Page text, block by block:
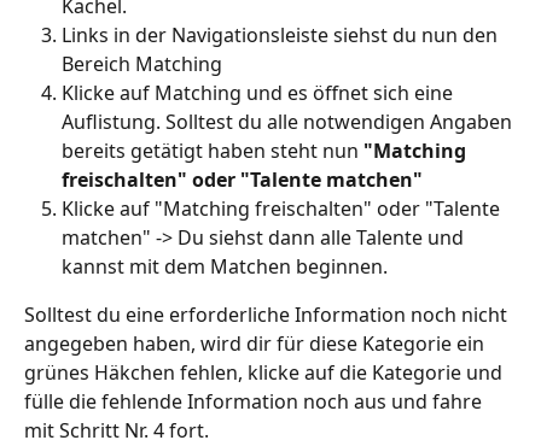
Kachel.
Links in der Navigationsleiste siehst du nun den
Bereich Matching
Klicke auf Matching und es öffnet sich eine
Auflistung. Solltest du alle notwendigen Angaben
bereits getätigt haben steht nun "Matching
freischalten" oder "Talente matchen"
Klicke auf "Matching freischalten" oder "Talente
matchen" -> Du siehst dann alle Talente und
kannst mit dem Matchen beginnen.
Solltest du eine erforderliche Information noch nicht
angegeben haben, wird dir für diese Kategorie ein
grünes Häkchen fehlen, klicke auf die Kategorie und
fülle die fehlende Information noch aus und fahre
mit Schritt Nr. 4 fort.